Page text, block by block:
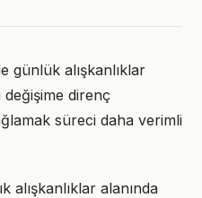
günlük alışkanlıklar
direnç
süreci daha verimli
alışkanlıklar alanında